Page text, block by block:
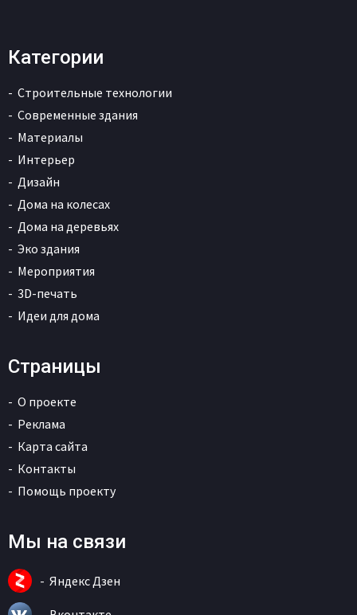
Категории
Строительные технологии
Современные здания
Материалы
Интерьер
Дизайн
Дома на колесах
Дома на деревьях
Эко здания
Мероприятия
3D-печать
Идеи для дома
Страницы
О проекте
Реклама
Карта сайта
Контакты
Помощь проекту
Мы на связи
Яндекс Дзен